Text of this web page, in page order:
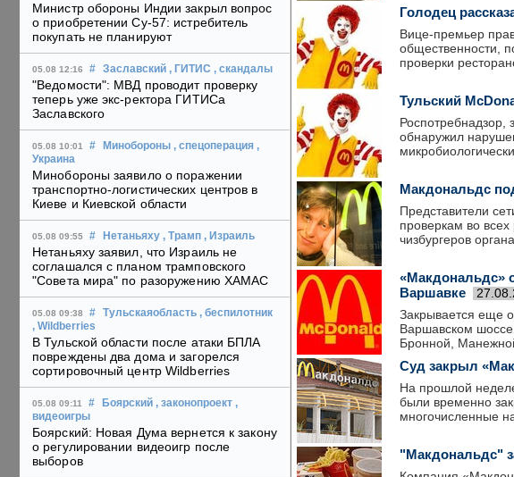
Министр обороны Индии закрыл вопрос
о приобретении Су-57: истребитель
покупать не планируют
05.08 12:16 # Заславский , ГИТИС , скандалы
"Ведомости": МВД проводит проверку
теперь уже экс-ректора ГИТИСа
Заславского
05.08 10:01 # Минобороны , спецоперация ,
Украина
Минобороны заявило о поражении
транспортно-логистических центров в
Киеве и Киевской области
05.08 09:55 # Нетаньяху , Трамп , Израиль
Нетаньяху заявил, что Израиль не
соглашался с планом трамповского
"Совета мира" по разоружению ХАМАС
05.08 09:38 # Тульскаяобласть , беспилотник
, Wildberries
В Тульской области после атаки БПЛА
повреждены два дома и загорелся
сортировочный центр Wildberries
05.08 09:11 # Боярский , законопроект ,
видеоигры
Боярский: Новая Дума вернется к закону
о регулировании видеоигр после
выборов
Голодец
Вице-премьер
общественности,
проверки
Тульский
Роспотребнадзор,
обнаружил
Макдональдс
Представители
проверкам во всех
чизбургеров
«Макдональдс»
Варшавке
Закрывается еще
Варшавском
Бронной,
Суд закрыл
На прошлой
были временно
многочисленные
"Макдональдс"